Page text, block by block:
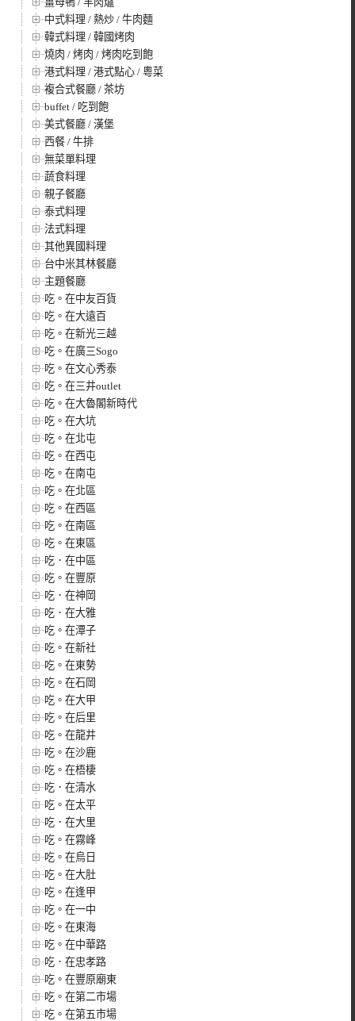
中式料理 / 熱炒 / 牛肉麵
韓式料理 / 韓國烤肉
燒肉 / 烤肉 / 烤肉吃到飽
港式料理 / 港式點心 / 粵菜
複合式餐廳 / 茶坊
buffet / 吃到飽
美式餐廳 / 漢堡
西餐 / 牛排
無菜單料理
蔬食料理
親子餐廳
泰式料理
法式料理
其他異國料理
台中米其林餐廳
主題餐廳
吃。在中友百貨
吃。在大遠百
吃。在新光三越
吃。在廣三Sogo
吃。在文心秀泰
吃。在三井outlet
吃。在大魯閣新時代
吃。在大坑
吃。在北屯
吃。在西屯
吃。在南屯
吃。在北區
吃。在西區
吃。在南區
吃。在東區
吃．在中區
吃。在豐原
吃．在神岡
吃．在大雅
吃。在潭子
吃。在新社
吃。在東勢
吃。在石岡
吃。在大甲
吃。在后里
吃。在龍井
吃。在沙鹿
吃。在梧棲
吃．在清水
吃。在太平
吃．在大里
吃。在霧峰
吃。在烏日
吃。在大肚
吃。在逢甲
吃。在一中
吃。在東海
吃。在中華路
吃．在忠孝路
吃。在豐原廟東
吃。在第二市場
吃。在第五市場